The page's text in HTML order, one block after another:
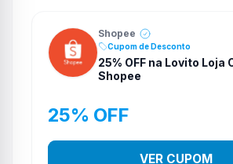
Shopee
Cupom de Desconto
25% OFF na Lovito Loja
Shopee
25% OFF
VER CUPOM